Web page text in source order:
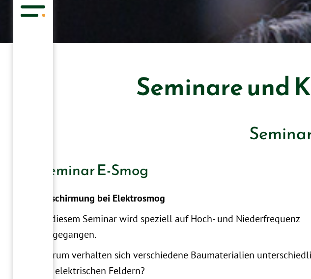
Seminare und
Seminar E-Smog
Abschirmung bei Elektrosmog
In diesem Seminar wird speziell auf Hoch- und Niederfrequenz
eingegangen.
Warum verhalten sich verschiedene Baumaterialien
bei elektrischen Feldern?